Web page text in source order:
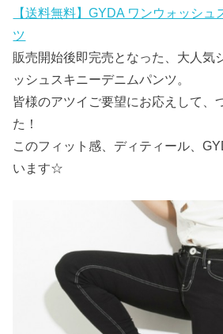
【送料無料】GYDA ワンウォッシ
ツ
販売開始後即完売となった、大人気
ッシュスキニーデニムパンツ。
皆様のアツイご要望にお応えして、
た！
このフィット感、ディティール、
います☆